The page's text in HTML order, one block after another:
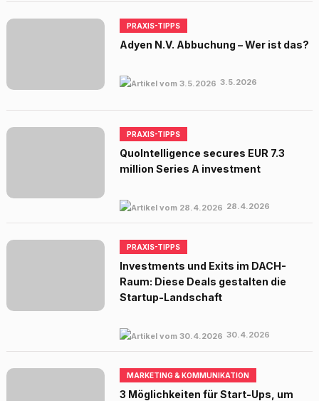
PRAXIS-TIPPS
Adyen N.V. Abbuchung – Wer ist das?
3.5.2026
PRAXIS-TIPPS
QuoIntelligence secures EUR 7.3
million Series A investment
28.4.2026
PRAXIS-TIPPS
Investments und Exits im DACH-
Raum: Diese Deals gestalten die
Startup-Landschaft
30.4.2026
MARKETING & KOMMUNIKATION
3 Möglichkeiten für Start-Ups, um